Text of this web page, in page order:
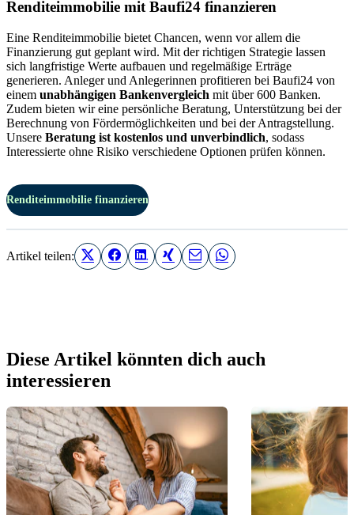
Renditeimmobilie mit Baufi24 finanzieren
Eine Renditeimmobilie bietet Chancen, wenn vor allem die
Finanzierung gut geplant wird. Mit der richtigen Strategie lassen
sich langfristige Werte aufbauen und regelmäßige Erträge
generieren. Anleger und Anlegerinnen profitieren bei Baufi24 von
einem unabhängigen Bankenvergleich mit über 600 Banken.
Zudem bieten wir eine persönliche Beratung, Unterstützung bei der
Berechnung von Fördermöglichkeiten und bei der Antragstellung.
Unsere Beratung ist kostenlos und unverbindlich, sodass
Interessierte ohne Risiko verschiedene Optionen prüfen können.
Renditeimmobilie finanzieren
Artikel teilen:
Diese Artikel könnten dich auch
interessieren